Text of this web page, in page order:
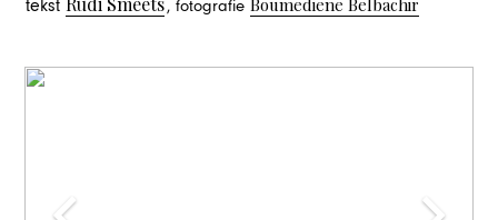
tekst , fotografie